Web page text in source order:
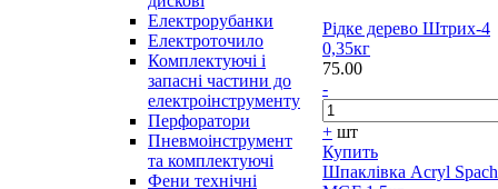
Електрорубанки
Електроточило
Комплектуючі і
запасні частини до
електроінструменту
Перфоратори
Пневмоінструмент
та комплектуючі
Фени технічні
Рідке дерево Штрих-4
0,35кг
75.00
-
+ шт
Купить
Шпаклівка Acryl